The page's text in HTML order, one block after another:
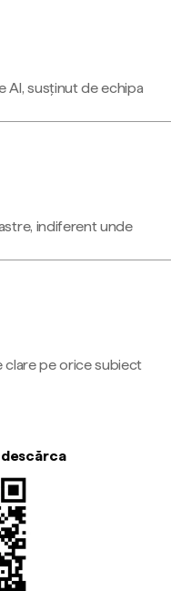
AI, susținut de echipa
indiferent unde
pe orice subiect